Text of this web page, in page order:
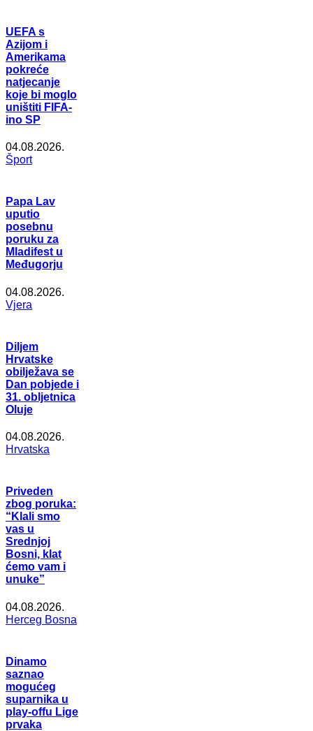
UEFA s
Azijom i
Amerikama
pokreće
natjecanje
koje bi moglo
uništiti FIFA-
ino SP
04.08.2026.
Šport
Papa Lav
uputio
posebnu
poruku za
Mladifest u
Međugorju
04.08.2026.
Vjera
Diljem
Hrvatske
obilježava se
Dan pobjede i
31. obljetnica
Oluje
04.08.2026.
Hrvatska
Priveden
zbog poruka:
“Klali smo
vas u
Srednjoj
Bosni, klat
ćemo vam i
unuke”
04.08.2026.
Herceg Bosna
Dinamo
saznao
mogućeg
suparnika u
play-offu Lige
prvaka